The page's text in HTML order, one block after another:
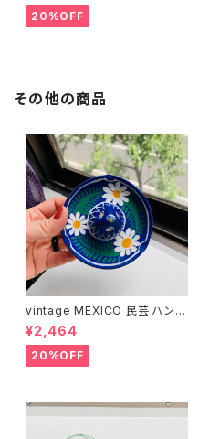
20%OFF
その他の商品
vintage MEXICO 民芸 ハンド
ペイント ソンブレロ灰皿
¥2,464
20%OFF